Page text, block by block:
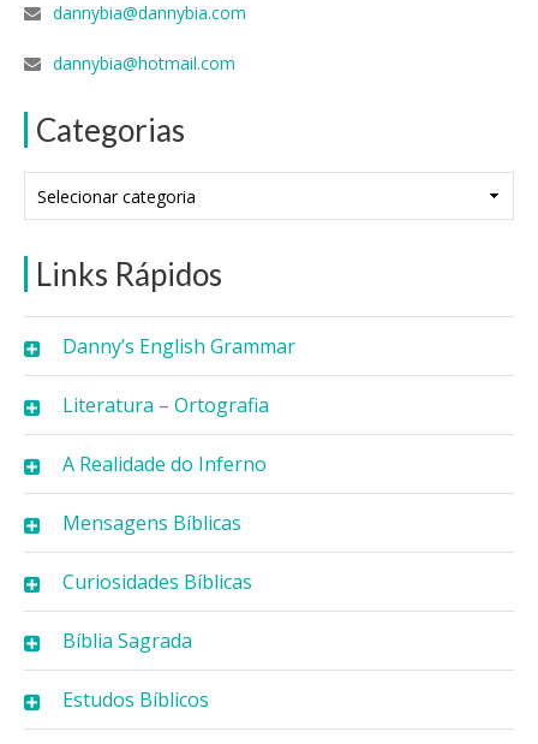
dannybia@dannybia.com
dannybia@hotmail.com
Categorias
Links Rápidos
Danny’s English Grammar
Literatura – Ortografia
A Realidade do Inferno
Mensagens Bíblicas
Curiosidades Bíblicas
Bíblia Sagrada
Estudos Bíblicos